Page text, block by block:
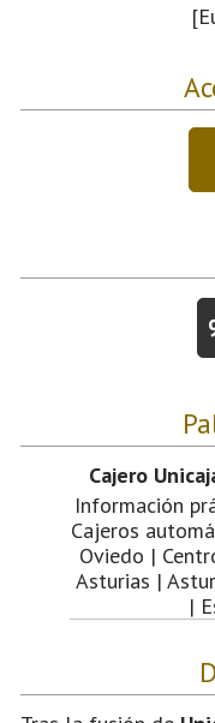
Cajero
Información
Cajeros
Oviedo |
Asturias |
|